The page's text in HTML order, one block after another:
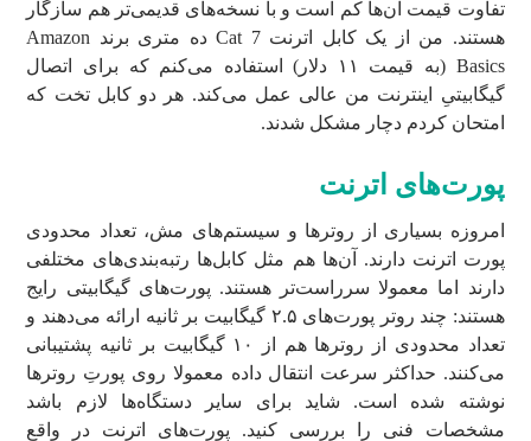
تفاوت قیمت آن‌ها کم است و با نسخه‌های قدیمی‌تر هم سازگار
هستند. من از یک کابل اترنت Cat 7 ده متری برند Amazon
Basics (به قیمت ۱۱ دلار) استفاده می‌کنم که برای اتصال
گیگابیتیِ اینترنت من عالی عمل می‌کند. هر دو کابل تخت که
امتحان کردم دچار مشکل شدند.
پورت‌های اترنت
امروزه بسیاری از روترها و سیستم‌های مش، تعداد محدودی
پورت اترنت دارند. آن‌ها هم مثل کابل‌ها رتبه‌بندی‌های مختلفی
دارند اما معمولا سرراست‌تر هستند. پورت‌های گیگابیتی رایج
هستند: چند روتر پورت‌های ۲.۵ گیگابیت بر ثانیه ارائه می‌دهند و
تعداد محدودی از روترها هم از ۱۰ گیگابیت بر ثانیه پشتیبانی
می‌کنند. حداکثر سرعت انتقال داده معمولا روی پورتِ روترها
نوشته شده است. شاید برای سایر دستگاه‌ها لازم باشد
مشخصات فنی را بررسی کنید. پورت‌های اترنت در واقع